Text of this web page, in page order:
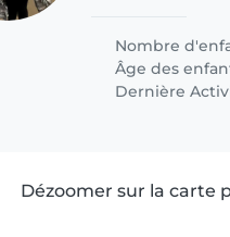
im Woche.
Nombre
Âge des
Dernière
Dézoomer sur la carte